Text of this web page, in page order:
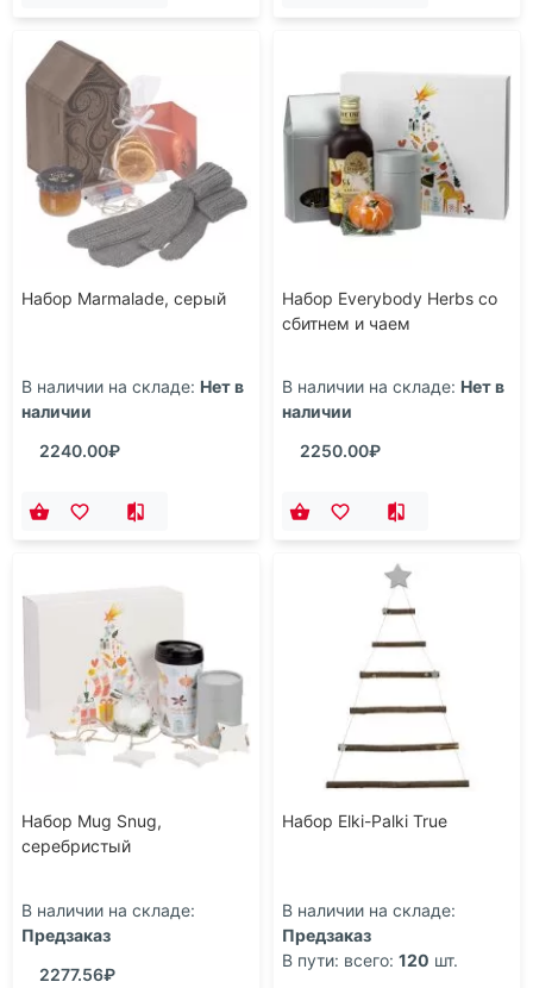
Набор Marmalade, серый
В наличии на складе: Нет в
наличии
2240.00₽
Набор Everybody Herbs со
сбитнем и чаем
В наличии на складе: Нет в
наличии
2250.00₽
Набор Mug Snug,
серебристый
В наличии на складе:
Предзаказ
2277.56₽
Набор Elki-Palki True
В наличии на складе:
Предзаказ
В пути: всего: 120 шт.